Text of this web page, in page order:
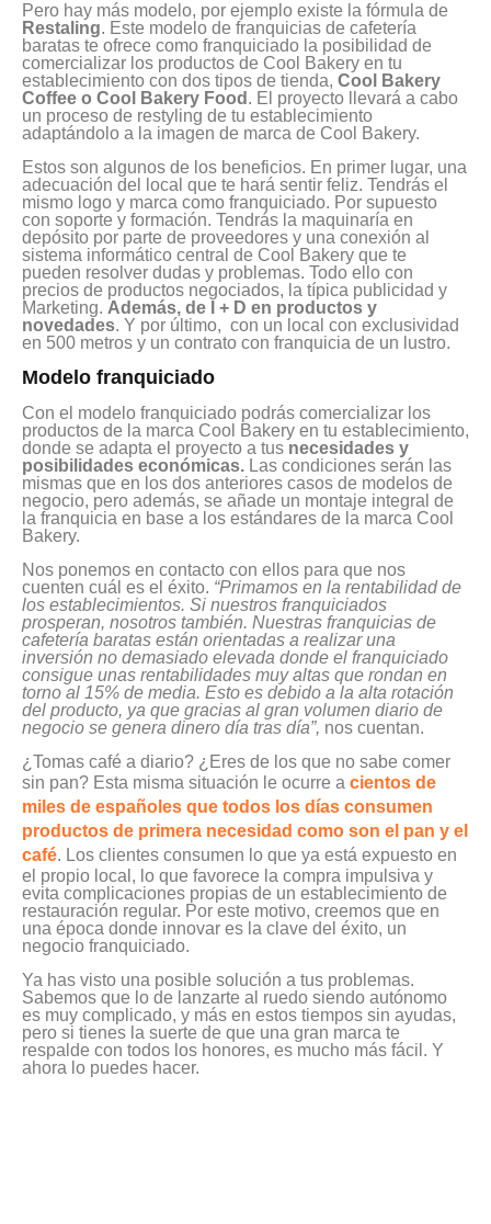
Pero hay más modelo, por ejemplo existe la fórmula de
Restaling. Este modelo de franquicias de cafetería
baratas te ofrece como franquiciado la posibilidad de
comercializar los productos de Cool Bakery en tu
establecimiento con dos tipos de tienda, Cool Bakery
Coffee o Cool Bakery Food . El proyecto llevará a cabo
un proceso de restyling de tu establecimiento
adaptándolo a la imagen de marca de Cool Bakery.
Estos son algunos de los beneficios. En primer lugar, una
adecuación del local que te hará sentir feliz. Tendrás el
mismo logo y marca como franquiciado. Por supuesto
con soporte y formación. Tendrás la maquinaría en
depósito por parte de proveedores y una conexión al
sistema informático central de Cool Bakery que te
pueden resolver dudas y problemas. Todo ello con
precios de productos negociados, la típica publicidad y
Marketing. Además, de I + D en productos y
novedades. Y por último, con un local con exclusividad
en 500 metros y un contrato con franquicia de un lustro.
Modelo franquiciado
Con el modelo franquiciado podrás comercializar los
productos de la marca Cool Bakery en tu establecimiento,
donde se adapta el proyecto a tus necesidades y
posibilidades económicas. Las condiciones serán las
mismas que en los dos anteriores casos de modelos de
negocio, pero además, se añade un montaje integral de
la franquicia en base a los estándares de la marca Cool
Bakery.
Nos ponemos en contacto con ellos para que nos
cuenten cuál es el éxito. “Primamos en la rentabilidad de
los establecimientos. Si nuestros franquiciados
prosperan, nosotros también. Nuestras franquicias de
cafetería baratas están orientadas a realizar una
inversión no demasiado elevada donde el franquiciado
consigue unas rentabilidades muy altas que rondan en
torno al 15% de media. Esto es debido a la alta rotación
del producto, ya que gracias al gran volumen diario de
negocio se genera dinero día tras día”, nos cuentan.
¿Tomas café a diario? ¿Eres de los que no sabe comer
sin pan? Esta misma situación le ocurre a cientos de
miles de españoles que todos los días consumen
productos de primera necesidad como son el pan y el
café. Los clientes consumen lo que ya está expuesto en
el propio local, lo que favorece la compra impulsiva y
evita complicaciones propias de un establecimiento de
restauración regular. Por este motivo, creemos que en
una época donde innovar es la clave del éxito, un
negocio franquiciado.
Ya has visto una posible solución a tus problemas.
Sabemos que lo de lanzarte al ruedo siendo autónomo
es muy complicado, y más en estos tiempos sin ayudas,
pero si tienes la suerte de que una gran marca te
respalde con todos los honores, es mucho más fácil. Y
ahora lo puedes hacer.